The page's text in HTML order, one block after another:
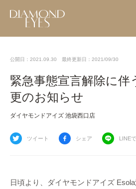
公開日：2021.09.30 最終更新日：2021/09/30
緊急事態宣言解除に伴
更のお知らせ
ダイヤモンドアイズ 池袋西口店
ツイート シェア LINE
日頃より、ダイヤモンドアイズ